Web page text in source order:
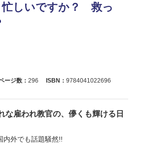
しいですか？ 救っ
ージ数： 296 ISBN： 9784041022696
な雇われ教官の、儚くも輝ける日
外でも話題騒然!!